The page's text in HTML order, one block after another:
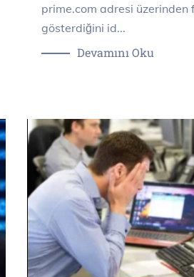
prime.com adresi üzerinden
gösterdiğini id...
Devamını Oku